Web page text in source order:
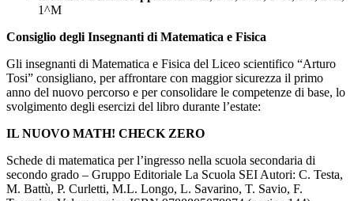
1^M
Consiglio degli Insegnanti di Matematica e Fisica
Gli insegnanti di Matematica e Fisica del Liceo scientifico “Arturo
Tosi” consigliano, per affrontare con maggior sicurezza il primo
anno del nuovo percorso e per consolidare le competenze di base, lo
svolgimento degli esercizi del libro durante l’estate:
IL NUOVO MATH! CHECK ZERO
Schede di matematica per l’ingresso nella scuola secondaria di
secondo grado – Gruppo Editoriale La Scuola SEI Autori: C. Testa,
M. Battù, P. Curletti, M.L. Longo, L. Savarino, T. Savio, F.